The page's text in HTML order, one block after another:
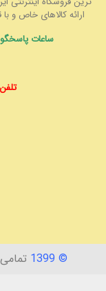
ارائه کالاهای خاص و
ساعات پاسخگویی
© 1399